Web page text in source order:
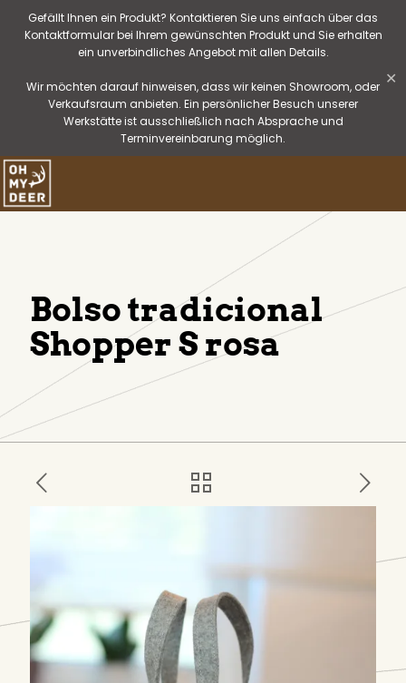
Gefällt Ihnen ein Produkt? Kontaktieren Sie uns einfach über das
Kontaktformular bei Ihrem gewünschten Produkt und Sie erhalten
ein unverbindliches Angebot mit allen Details.
Wir möchten darauf hinweisen, dass wir keinen Showroom, oder
Verkaufsraum anbieten. Ein persönlicher Besuch unserer
Werkstätte ist ausschließlich nach Absprache und
Terminvereinbarung möglich.
✕
Bolso tradicional
Shopper S rosa